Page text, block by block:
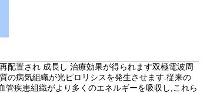
配置され 成長し 治療効果が得られます双極電波周
の病気組織が光ピロリシスを発生させます.従来の
疾患組織がより多くのエネルギーを吸収し,これら